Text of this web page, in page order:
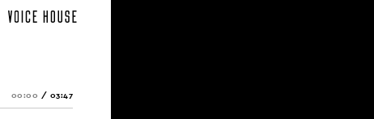
00:00 / 03:47